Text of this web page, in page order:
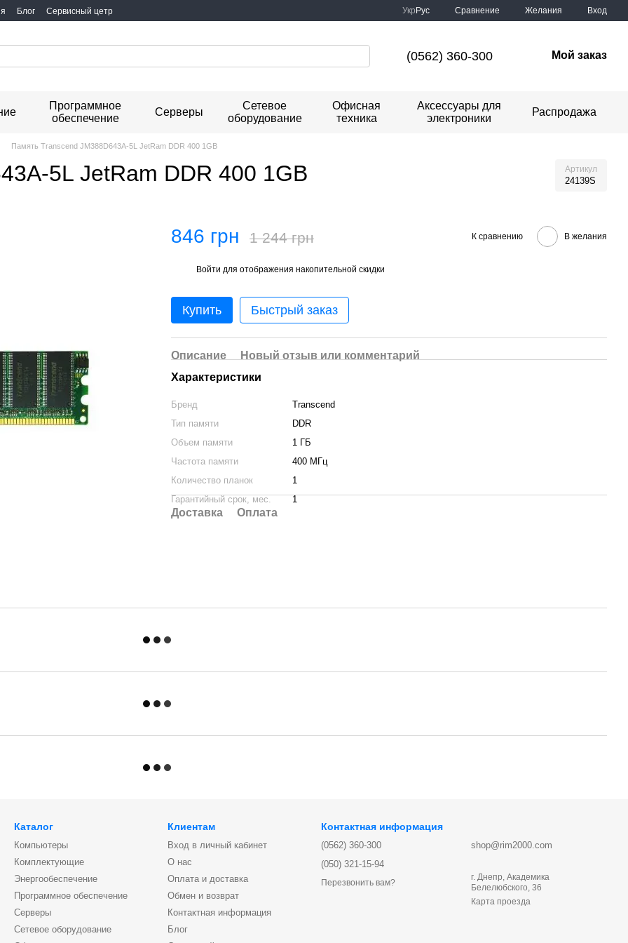
Блог Сервисный цетр Укр Рус Сравнение Желания Вход
(0562) 360-300 Мой заказ
Программное
обеспечение
Серверы
Сетевое
оборудование
Офисная
техника
Аксессуары для
электроники
Распродажа
Память Transcend JM388D643A-5L JetRam DDR 400 1GB
5L JetRam DDR 400 1GB Артикул
24139S
846 грн 1 244 грн К сравнению В желания
Войти для отображения накопительной скидки
Купить Быстрый заказ
Описание
Новый отзыв или комментарий
Характеристики
Бренд
Transcend
Тип памяти
DDR
Объем памяти
1 ГБ
Частота памяти
400 МГц
Количество планок
1
Гарантийный срок, мес.
1
Доставка Оплата
Каталог
Компьютеры
Комплектующие
Энергообеспечение
Программное обеспечение
Серверы
Сетевое оборудование
Клиентам
Вход в личный кабинет
О нас
Оплата и доставка
Обмен и возврат
Контактная информация
Блог
Контактная информация
(0562) 360-300
(050) 321-15-94
Перезвонить вам?
shop@rim2000.com
г. Днепр, Академика
Белелюбского, 36
Карта проезда